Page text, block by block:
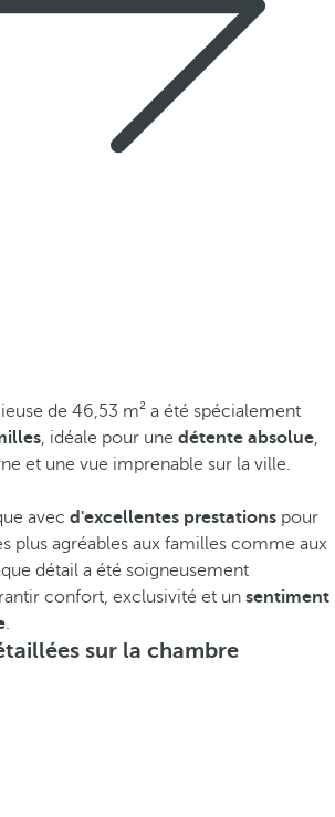
de 46,53 m² a été spécialement
, idéale pour une détente absolue,
et une vue imprenable sur la ville.
avec d'excellentes prestations pour
plus agréables aux familles comme aux
détail a été soigneusement
confort, exclusivité et un sentiment
.
sur la chambre